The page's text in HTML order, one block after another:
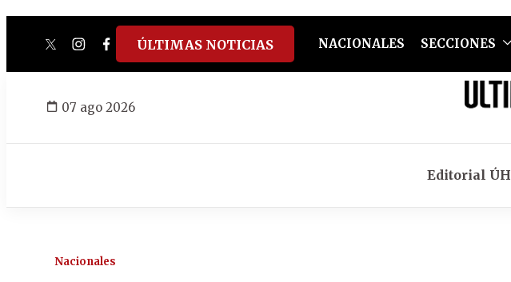
twitterinstagram
facebook
tiktokyoutube
spotify
ÚLTIMAS NOTICIAS NACIONALES SECCIONES
07 ago 2026
Editorial ÚH
Nacionales